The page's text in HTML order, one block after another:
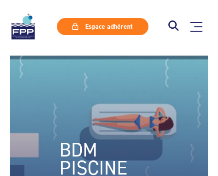
Espace adhérent
BDM
PISCINE